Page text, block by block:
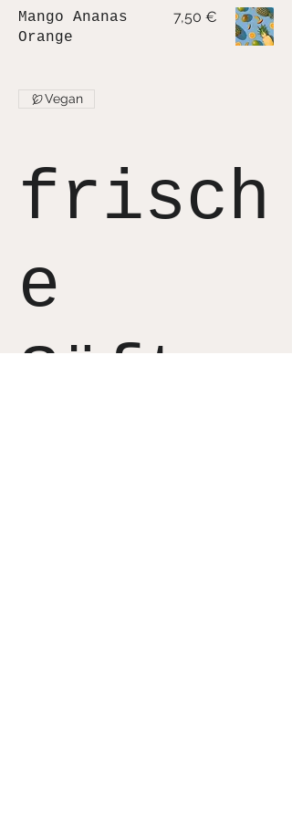
Mango Ananas
Orange
7,50 €
Vegan
frisch
e
Säfte